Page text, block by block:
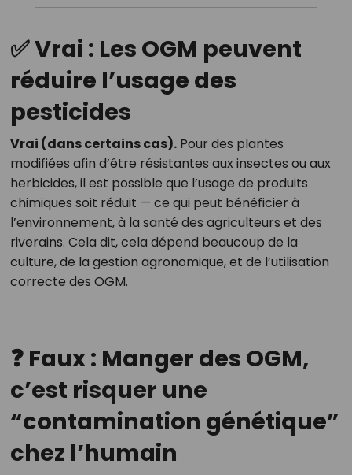
✅ Vrai : Les OGM peuvent
réduire l’usage des
pesticides
Vrai (dans certains cas).Pour des plantes
modifiées afin d’être résistantes aux insectes ou aux
herbicides, il est possible que l’usage de produits
chimiques soit réduit — ce qui peut bénéficier à
l’environnement, à la santé des agriculteurs et des
riverains. Cela dit, cela dépend beaucoup de la
culture, de la gestion agronomique, et de l’utilisation
correcte des OGM.
❓ Faux : Manger des OGM,
c’est risquer une
“contamination génétique”
chez l’humain